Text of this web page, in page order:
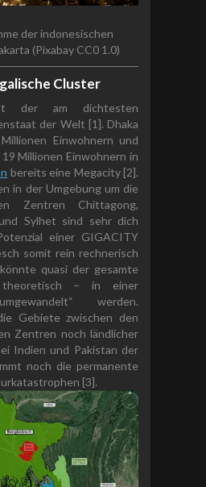
der indonesischen
(Pixabay CC0 1.0)
Cluster
der am dichtesten
der Welt [1]. Dhaka
Einwohnern und
Millionen Einwohnern in
bereits eine Megacity [2].
in der Umgebung um die
Zentren Chittagong,
Sylhet sind sehr dich
einer GIGACITY
somit rein rechnerisch
quasi der gesamte
– in einer
werden.
Gebiete zwischen den
Zentren noch ländlicher
Indien und Pakistan der
noch die permanente
[3].